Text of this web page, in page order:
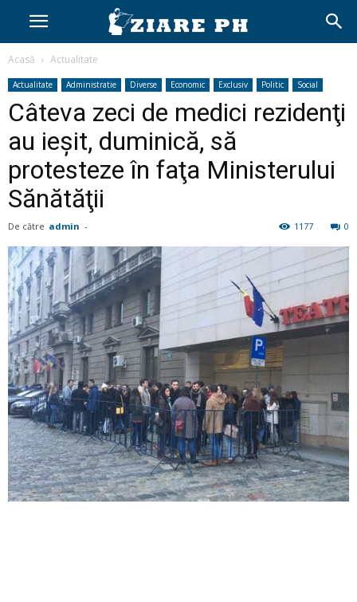
Acasă Actualitate
Actualitate Administratie Diverse Economic Exclusiv Politic Social
Câteva zeci de medici rezidenţi
au ieşit, duminică, să
protesteze în faţa Ministerului
Sănătăţii
De către admin - 0
1177